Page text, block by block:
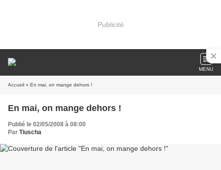
Publicité
MENU
Accueil » En mai, on mange dehors !
En mai, on mange dehors !
Publié le 02/05/2008 à 08:00
Par Tiuscha